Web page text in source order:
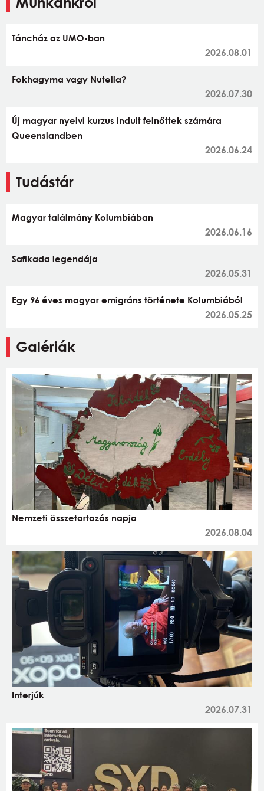
Táncház az UMO-ban
2026.08.01
Fokhagyma vagy Nutella?
2026.07.30
Új magyar nyelvi kurzus indult felnőttek számára
Queenslandben
2026.06.24
Tudástár
Magyar találmány Kolumbiában
2026.06.16
Safikada legendája
2026.05.31
Egy 96 éves magyar emigráns története Kolumbiából
2026.05.25
Galériák
Nemzeti összetartozás napja
2026.08.04
Interjúk
2026.07.31